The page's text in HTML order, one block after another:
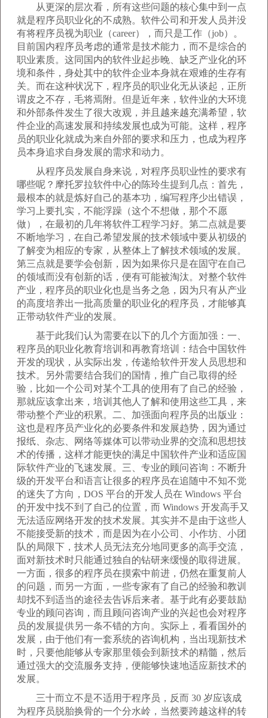
从更深的层次看，所有这些问题的核心集中到一点
就是程序员职业化的不成熟。软件公司和开发人员并没
有将程序员视为职业（career），而只是工作（job）。
目前国内程序员考虑的通常是技术能力，而不是综合的
职业素质。这同国内的软件业起步晚、缺乏产业化的环
境和条件，身处其中的软件企业本身就在艰难的生存有
关。而在这种状况下，程序员的职业化无从谈起，正所
谓皮之不存，毛将焉附。但是近年来，软件业的大环境
和外部条件发生了很大改观，并且越来越充满希望，软
件企业的高速发展和持续发展也成为可能。这样，程序
员的职业化就成为来自外部的要求和压力，也成为程序
员本身追求自身发展的需求和动力。
从程序员发展自身来说，对程序员职业性的要求有
哪些呢？摩托罗拉软件中心的陈玲生提到几点：首先，
最根本的就是炼好自己的基本功，编写程序少出错误，
学习上要扎实，不能浮躁（这个不想做，那个不愿
做），在最初的几年将软件工程学习好。第二点就是要
不断地学习，在自己希望发展的技术领域中要从初级的
了解变为相应的专家，从整体上了解技术领域的发展。
第三点就是要学会创新，因为如果你只是在固守在自己
的领域而没有创新的话，便有可能被淘汰。对整个软件
产业，程序员的职业化也是当务之急，因为只有从产业
的高度培养出一批高质量的职业化的程序员，才能够真
正带动软件产业的发展。
基于此我们认为需要在以下的几个方面加强：一、
程序员的职业化教育培训和再教育培训：结合中国软件
开发的现状，从实际出发，传递给软件开发人员思想和
技术。另外需要结合我们的国情，推广自己取得的经
验，比如一个公司对某个工具的使用有了自己的经验，
那就应该拿出来，培训其他人了解和使用这些工具，来
带动整个产业的积累。二、加强面向程序员的出版业：
这也是程序员产业化的必要条件和发展趋势，因为通过
报纸、杂志、网络等媒体可以带动业界的交流和思想技
术的传播，这样才能更快的满足中国软件产业和适应国
际软件产业的飞速发展。三、专业的顾问咨询：不断升
级的开发平台和语言让很多的程序员在追随中不知不觉
的迷失了方向，DOS 平台的开发人员在 Windows 平台
的开发中找不到了自己的位置，而 Windows 开发高手又
无法适应网络开发的技术发展。其实并不是由于这些人
不能接受新的技术，而是因为在小公司、小作坊、小团
队的局限下，技术人员无法充分地同更多的高手交流，
面对新技术时只能通过独自的钻研来缓慢的取得进展。
一方面，很多的程序员在摸索中前进，仍然在重复前人
的问题，而另一方面，一些专家有了自己的经验和教训
却找不到适当的途径去告诉后来者。基于此有必要鼓励
专业的顾问咨询，而且顾问咨询产业的兴起也会对程序
员的发展提供另一条不错的方向。实际上，看看国外的
发展，由于他们有一套系统的咨询机构，当出现新技术
时，只要他能够从专家那里领会到新技术的精髓，然后
通过强大的交流服务支持，便能够快速地适应新技术的
发展。
三十而立不是不适用于程序员，反而 30 岁应该成
为程序员脱胎换骨的一个分水岭，当然要跨越这样的转